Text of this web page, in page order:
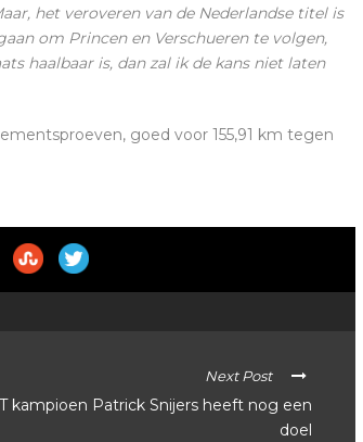
het veroveren van de Nederlandse titel is
om Princen en Verschueren te volgen,
haalbaar is, dan zal ik de kans niet laten
goed voor 155,91 km tegen
Next Post
kampioen Patrick Snijers heeft nog een
doel